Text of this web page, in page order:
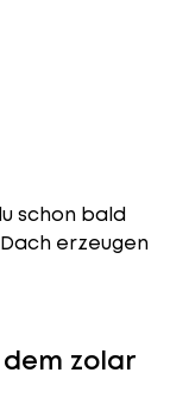
schon bald
erzeugen
zolar